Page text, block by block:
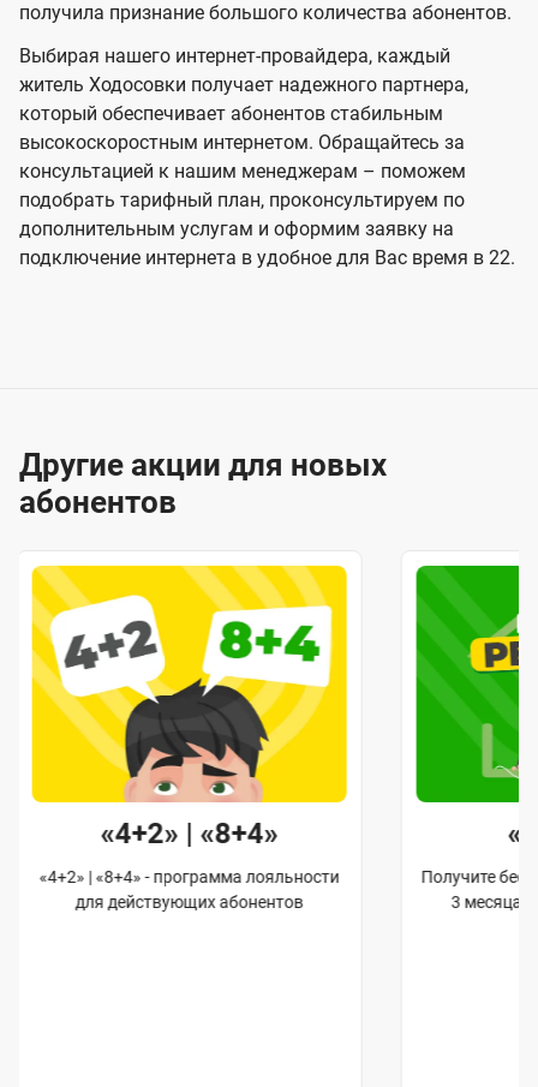
получила признание большого количества абонентов.
Выбирая нашего интернет-провайдера, каждый
житель Ходосовки получает надежного партнера,
который обеспечивает абонентов стабильным
высокоскоростным интернетом. Обращайтесь за
консультацией к нашим менеджерам – поможем
подобрать тарифный план, проконсультируем по
дополнительным услугам и оформим заявку на
подключение интернета в удобное для Вас время в 22.
Другие акции для новых
абонентов
«4+2» | «8+4»
«4+2» | «8+4» - программа лояльности
для действующих абонентов
Получите
3 месяца